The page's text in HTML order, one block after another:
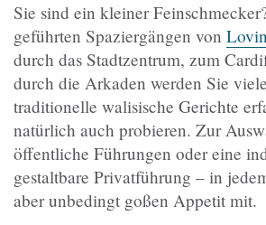
Sie sind ein kleiner
geführten Spaziergängen von
durch das Stadtzentrum, zum
durch die Arkaden werden Sie
traditionelle walisische Gerichte
natürlich auch probieren. Zur
öffentliche Führungen oder eine
gestaltbare Privatführung – in
aber unbedingt goßen Appetit mit.